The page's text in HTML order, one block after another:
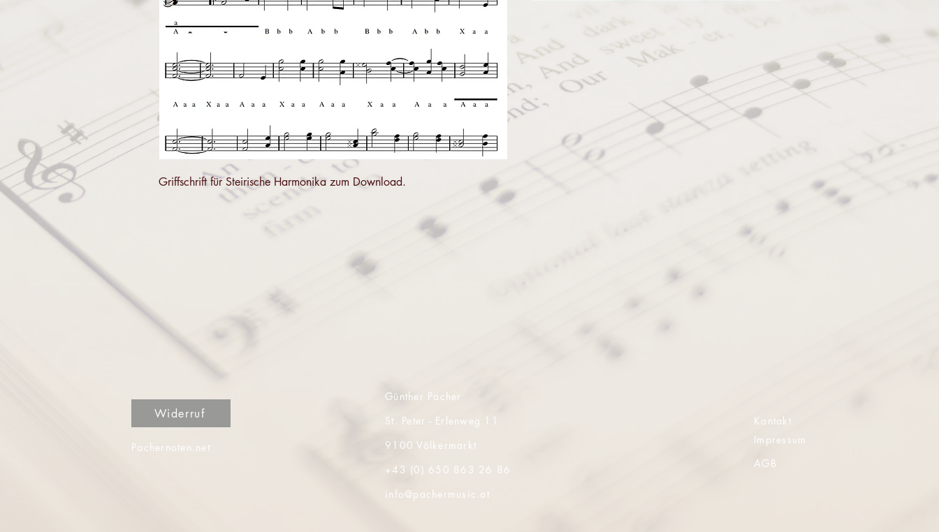
Griffschrift für Steirische Harmonika zum Download.
Widerruf
Pachernoten.net
Günther Pacher
St. Peter - Erlenweg 11
9100 Völkermarkt
+43 (0) 650 863 26 86
info@pachermusic.at
Kontakt
Impressum
AGB